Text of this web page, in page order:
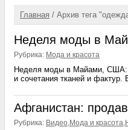
Главная / Архив тега
Неделя моды в
Рубрика: Мода и красота
Неделя моды в Майами, США:
и сочетания тканей и
Афганистан:
Рубрика: Видео,Мода и красота,